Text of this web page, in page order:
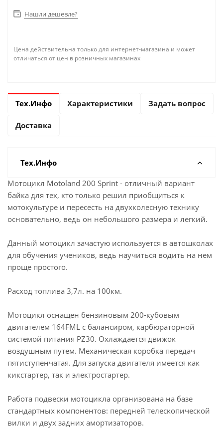
Нашли дешевле?
Цена действительна только для интернет-магазина и может
отличаться от цен в розничных магазинах
Тех.Инфо Характеристики Задать вопрос
Доставка
Тех.Инфо
Мотоцикл Motoland 200 Sprint - отличный вариант
байка для тех, кто только решил приобщиться к
мотокультуре и пересесть на двухколесную технику
основательно, ведь он небольшого размера и легкий.
Данный мотоцикл зачастую используется в автошколах
для обучения учеников, ведь научиться водить на нем
проще простого.
Расход топлива 3,7л. на 100км.
Мотоцикл оснащен бензиновым 200-кубовым
двигателем 164FML с балансиром, карбюраторной
системой питания PZ30. Охлаждается движок
воздушным путем. Механическая коробка передач
пятиступенчатая. Для запуска двигателя имеется как
кикстартер, так и электростартер.
Работа подвески мотоцикла организована на базе
стандартных компонентов: передней телескопической
вилки и двух задних амортизаторов.